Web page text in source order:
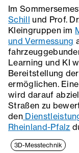
3D-Messtechnik
Im
Schill und Prof.
Kleingruppen im
und Vermessung
Learning und KI
Bereitstellung
ermöglichen.
wird darauf
Straßen zu
den
Rheinland-Pfalz